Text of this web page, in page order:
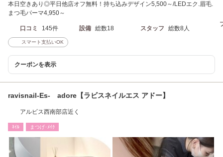
本日空きあり◎平日他店オフ無料！持ち込みデザイン5,500～/LEDエク.眉毛.
まつ毛パーマ4,950～
口コミ 145件 設備 総数18 スタッフ 総数8人
スマート支払いOK
クーポンを表示
ravisnail-Es- adore【ラビスネイルエス アドー】
アルビス西南部店近く
ﾈｲﾙ まつげ･ﾒｲｸ